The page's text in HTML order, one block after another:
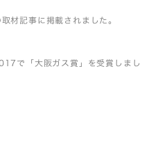
材記事に掲載されました。
で「大阪ガス賞」を受賞しまし